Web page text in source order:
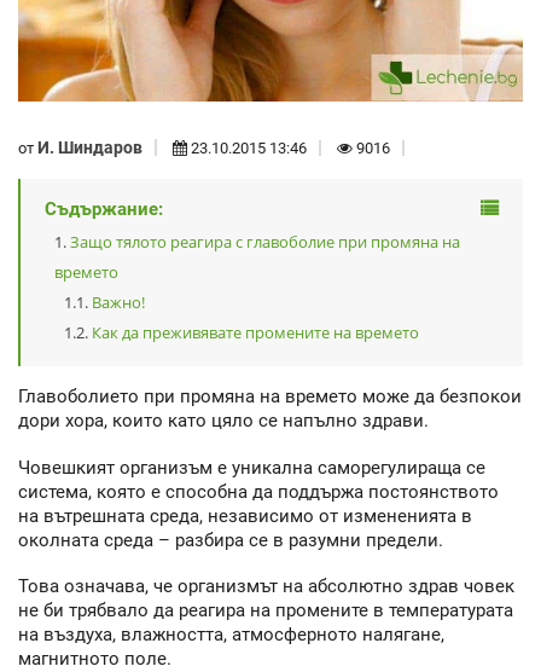
от И. Шиндаров 23.10.2015 13:46 9016
Съдържание:
Защо тялото реагира с главоболие при промяна на
времето
Важно!
Как да преживявате промените на времето
Главоболието при промяна на времето може да безпокои
дори хора, които като цяло се напълно здрави.
Човешкият организъм е уникална саморегулираща се
система, която е способна да поддържа постоянството
на вътрешната среда, независимо от измененията в
околната среда – разбира се в разумни предели.
Това означава, че организмът на абсолютно здрав човек
не би трябвало да реагира на промените в температурата
на въздуха, влажността, атмосферното налягане,
магнитното поле.